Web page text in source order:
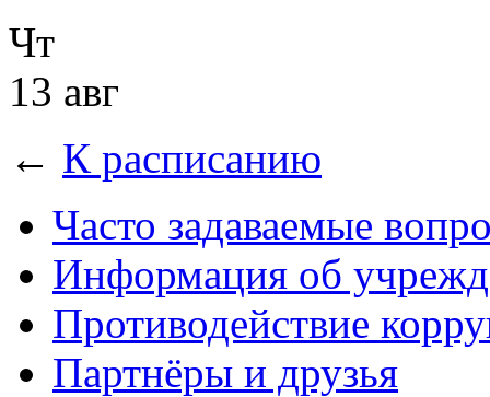
Чт
13 авг
← К расписанию
Часто задаваемые
Информация об
Противодействие
Партнёры и друзья